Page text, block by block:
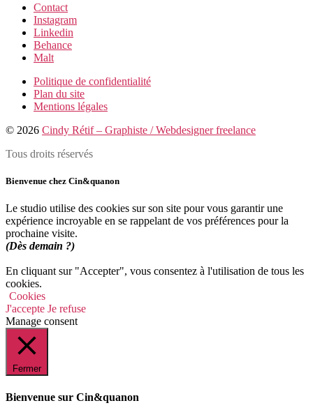
Contact
Instagram
Linkedin
Behance
Malt
Politique de confidentialité
Plan du site
Mentions légales
© 2026 Cindy Rétif – Graphiste / Webdesigner freelance
Tous droits réservés
Bienvenue chez Cin&quanon
Le studio utilise des cookies sur son site pour vous garantir une
expérience incroyable en se rappelant de vos préférences pour la
prochaine visite.
(Dès demain ?)
En cliquant sur "Accepter", vous consentez à l'utilisation de tous les
cookies.
Cookies
J'accepte Je refuse
Manage consent
Fermer
Bienvenue sur Cin&quanon